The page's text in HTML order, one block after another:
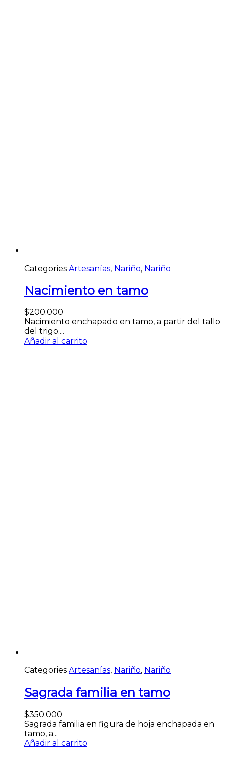
Categories Artesanías, Nariño, Nariño
Nacimiento en tamo
$200.000
Nacimiento enchapado en tamo, a partir del tallo
del trigo....
Añadir al carrito
Categories Artesanías, Nariño, Nariño
Sagrada familia en tamo
$350.000
Sagrada familia en figura de hoja enchapada en
tamo, a...
Añadir al carrito